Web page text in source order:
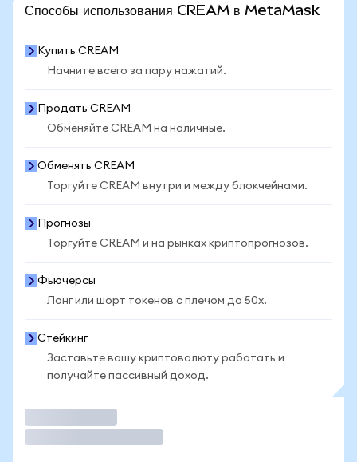
Способы использования CREAM в MetaMask
Купить CREAM
Начните всего за пару нажатий.
Продать CREAM
Обменяйте CREAM на наличные.
Обменять CREAM
Торгуйте CREAM внутри и между блокчейнами.
Прогнозы
Торгуйте CREAM и на рынках криптопрогнозов.
Фьючерсы
Лонг или шорт токенов с плечом до 50x.
Стейкинг
Заставьте вашу криптовалюту работать и
получайте пассивный доход.